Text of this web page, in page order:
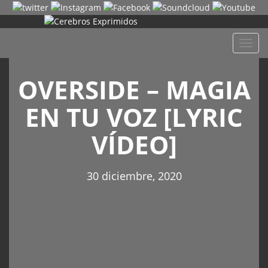
OVERSIDE – MAGIA
EN TU VOZ [LYRIC
VÍDEO]
30 diciembre, 2020